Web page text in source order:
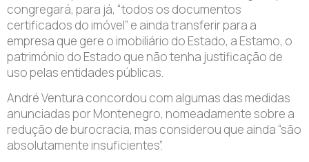
congregará, para já, “todos os documentos
certificados do imóvel” e ainda transferir para a
empresa que gere o imobiliário do Estado, a Estamo, o
património do Estado que não tenha justificação de
uso pelas entidades públicas.
André Ventura concordou com algumas das medidas
anunciadas por Montenegro, nomeadamente sobre a
redução de burocracia, mas considerou que ainda “são
absolutamente insuficientes”.